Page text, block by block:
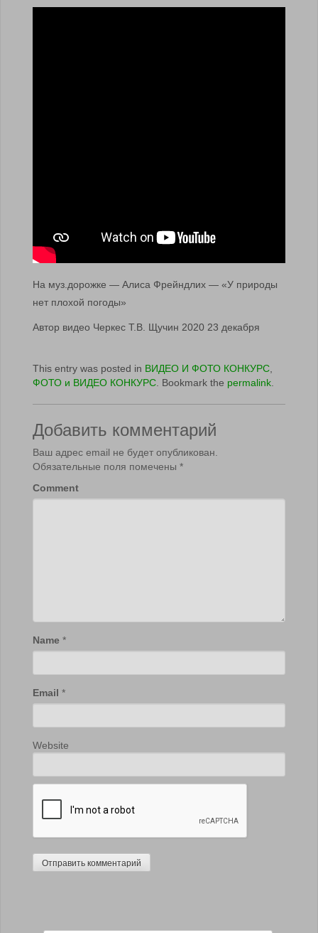
На муз.дорожке — Алиса Фрейндлих — «У природы
нет плохой погоды»
Автор видео Черкес Т.В. Щучин 2020 23 декабря
This entry was posted in ВИДЕО И ФОТО КОНКУРС
ФОТО и ВИДЕО КОНКУРС . Bookmark the permalink
Добавить комментарий
Ваш адрес email не будет опубликован.
Обязательные поля помечены *
Comment
Name *
Email *
Website